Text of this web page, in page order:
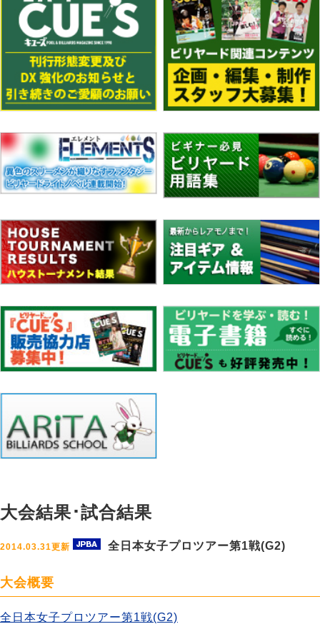
大会結果･試合結果
2014.03.31更新 全日本女子プロツアー第1戦(G2)
大会概要
全日本女子プロツアー第1戦(G2)